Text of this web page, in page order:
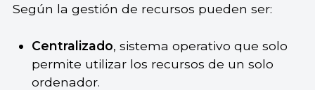
Según la gestión de recursos pueden ser:
Centralizado, sistema operativo que solo
permite utilizar los recursos de un solo
ordenador.